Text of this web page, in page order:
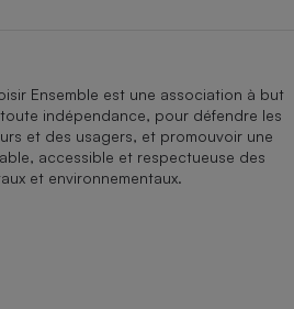
Ensemble est une association à but
indépendance, pour défendre les
et des usagers, et promouvoir une
accessible et respectueuse des
et environnementaux.